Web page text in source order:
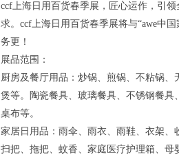
ccf上海日用百货春季展，匠心运作，引
求。ccf上海日用百货春季展将与“awe中
务更！
展品范围：
厨房及餐厅用品：炒锅、煎锅、不粘锅
煲等。陶瓷餐具、玻璃餐具、不锈钢餐具
桌布等。
家居日用品：雨伞、雨衣、雨鞋、衣架、
扫把、拖把、蚊香、家庭医疗护理箱、